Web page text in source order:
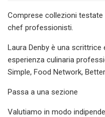
Comprese collezioni
chef professionisti.
Laura Denby è una
esperienza culinaria
Simple, Food Network,
Passa a una sezione
Valutiamo in modo